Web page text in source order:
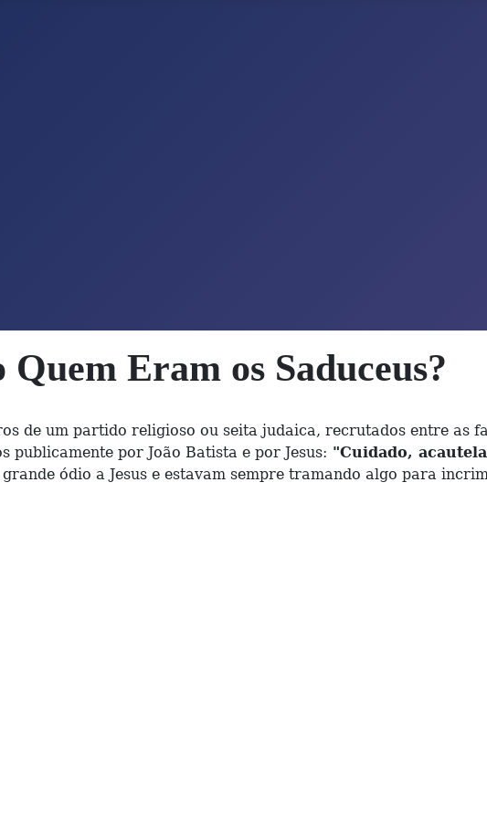
Eram os Saduceus?
de um partido religioso ou seita judaica, recrutados entre as
publicamente por João Batista e por Jesus: "Cuidado,
ódio a Jesus e estavam sempre tramando algo para